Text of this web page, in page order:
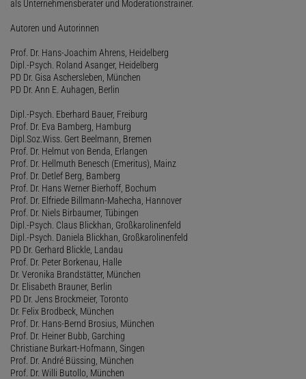
als Unternehmensberater und Moderationstrainer.
Autoren und Autorinnen
Prof. Dr. Hans-Joachim Ahrens, Heidelberg
Dipl.-Psych. Roland Asanger, Heidelberg
PD Dr. Gisa Aschersleben, München
PD Dr. Ann E. Auhagen, Berlin
Dipl.-Psych. Eberhard Bauer, Freiburg
Prof. Dr. Eva Bamberg, Hamburg
Dipl.Soz.Wiss. Gert Beelmann, Bremen
Prof. Dr. Helmut von Benda, Erlangen
Prof. Dr. Hellmuth Benesch (Emeritus), Mainz
Prof. Dr. Detlef Berg, Bamberg
Prof. Dr. Hans Werner Bierhoff, Bochum
Prof. Dr. Elfriede Billmann-Mahecha, Hannover
Prof. Dr. Niels Birbaumer, Tübingen
Dipl.-Psych. Claus Blickhan, Großkarolinenfeld
Dipl.-Psych. Daniela Blickhan, Großkarolinenfeld
PD Dr. Gerhard Blickle, Landau
Prof. Dr. Peter Borkenau, Halle
Dr. Veronika Brandstätter, München
Dr. Elisabeth Brauner, Berlin
PD Dr. Jens Brockmeier, Toronto
Dr. Felix Brodbeck, München
Prof. Dr. Hans-Bernd Brosius, München
Prof. Dr. Heiner Bubb, Garching
Christiane Burkart-Hofmann, Singen
Prof. Dr. André Büssing, München
Prof. Dr. Willi Butollo, München